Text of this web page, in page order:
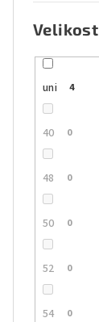
Velikost
uni 4
40 0
48 0
50 0
52 0
54 0